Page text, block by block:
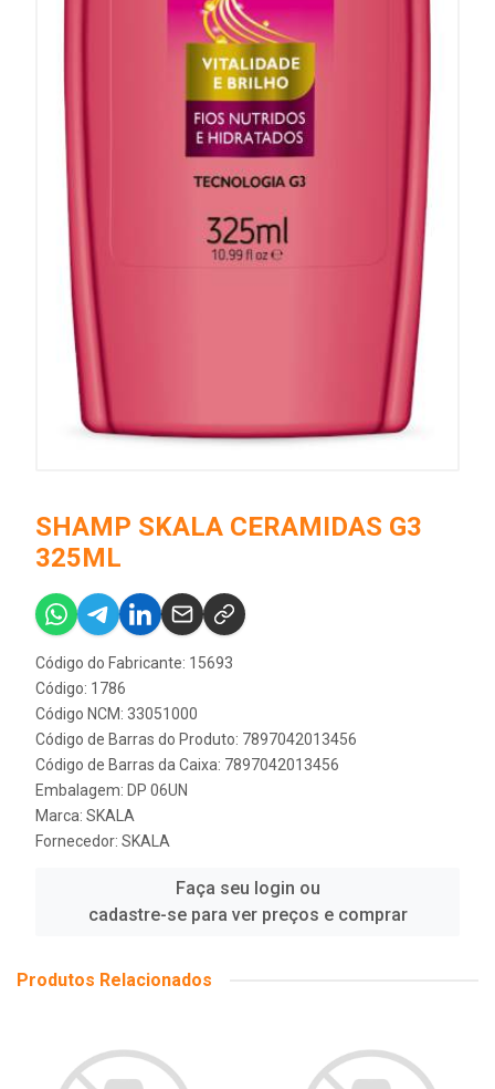
SHAMP SKALA CERAMIDAS G3
325ML
Código do Fabricante: 15693
Código: 1786
Código NCM: 33051000
Código de Barras do Produto: 7897042013456
Código de Barras da Caixa: 7897042013456
Embalagem: DP 06UN
Marca: SKALA
Fornecedor: SKALA
Faça seu login ou
cadastre-se para ver preços e comprar
Produtos Relacionados